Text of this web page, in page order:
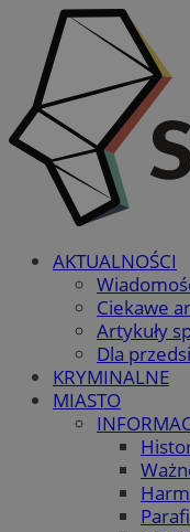
AKTUALNOŚCI
Ciekawe
Artykuły
Dla
KRYMINALNE
MIASTO